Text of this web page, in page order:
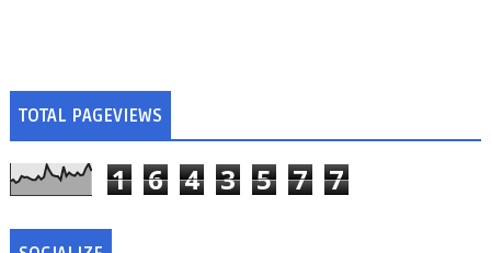
TOTAL PAGEVIEWS
1 6 4 3 5 7 7